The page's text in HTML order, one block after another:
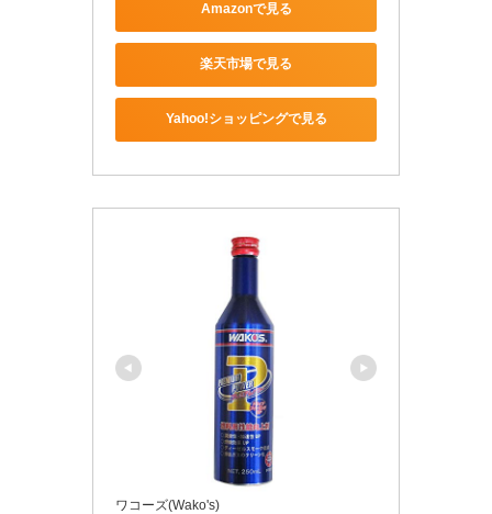
Amazonで見る
楽天市場で見る
Yahoo!ショッピングで見る
ワコーズ(Wako's)